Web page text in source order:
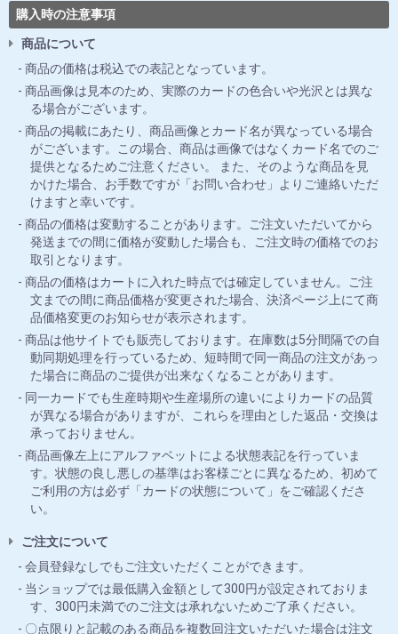
購入時の注意事項
商品について
商品の価格は税込での表記となっています。
商品画像は見本のため、実際のカードの色合いや光沢とは異な
る場合がございます。
商品の掲載にあたり、商品画像とカード名が異なっている場合
がございます。この場合、商品は画像ではなくカード名でのご
提供となるためご注意ください。 また、そのような商品を見
かけた場合、お手数ですが「お問い合わせ」よりご連絡いただ
けますと幸いです。
商品の価格は変動することがあります。ご注文いただいてから
発送までの間に価格が変動した場合も、ご注文時の価格でのお
取引となります。
商品の価格はカートに入れた時点では確定していません。ご注
文までの間に商品価格が変更された場合、決済ページ上にて商
品価格変更のお知らせが表示されます。
商品は他サイトでも販売しております。在庫数は5分間隔での自
動同期処理を行っているため、短時間で同一商品の注文があっ
た場合に商品のご提供が出来なくなることがあります。
同一カードでも生産時期や生産場所の違いによりカードの品質
が異なる場合がありますが、これらを理由とした返品・交換は
承っておりません。
商品画像左上にアルファベットによる状態表記を行っていま
す。状態の良し悪しの基準はお客様ごとに異なるため、初めて
ご利用の方は必ず「カードの状態について」をご確認くださ
い。
ご注文について
会員登録なしでもご注文いただくことができます。
当ショップでは最低購入金額として300円が設定されておりま
す、300円未満でのご注文は承れないためご了承ください。
〇点限りと記載のある商品を複数回注文いただいた場合は注文